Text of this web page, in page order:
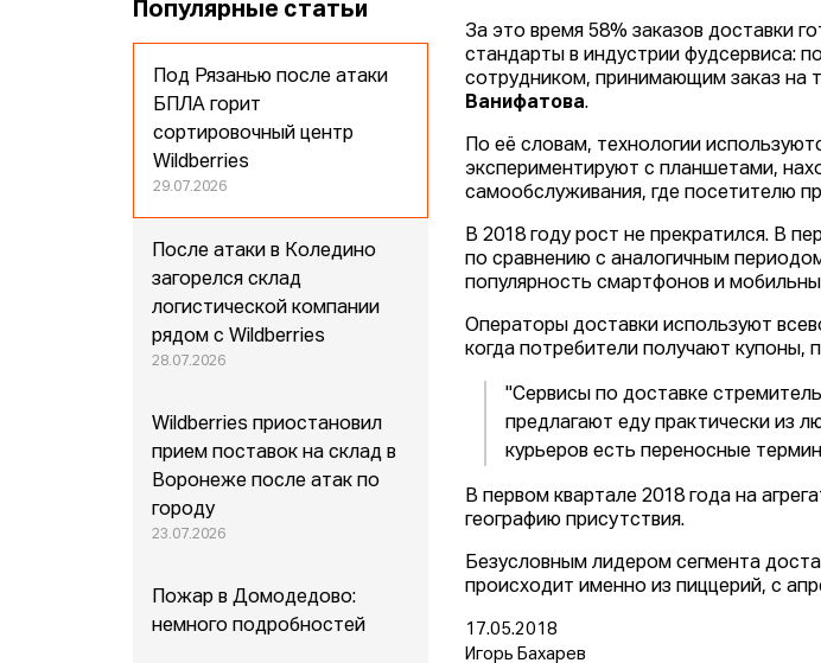
За это время 58% заказов доставки
стандарты в индустрии фудсервиса:
сотрудником, принимающим заказ на
Ванифатова.
По её словам, технологии
экспериментируют с планшетами,
самообслуживания, где посетителю
В 2018 году рост не прекратился. В
по сравнению с аналогичным
популярность смартфонов и
Операторы доставки используют
когда потребители получают купоны,
"Сервисы по доставке
предлагают еду практически из
курьеров есть переносные
В первом квартале 2018 года на
географию присутствия.
Безусловным лидером сегмента
происходит именно из пиццерий, с
17.05.2018
Игорь Бахарев
Популярные статьи
Под Рязанью после атаки
БПЛА горит
сортировочный центр
Wildberries
29.07.2026
После атаки в Коледино
загорелся склад
логистической компании
рядом с Wildberries
28.07.2026
Wildberries приостановил
прием поставок на склад в
Воронеже после атак по
городу
23.07.2026
Пожар в Домодедово:
немного подробностей